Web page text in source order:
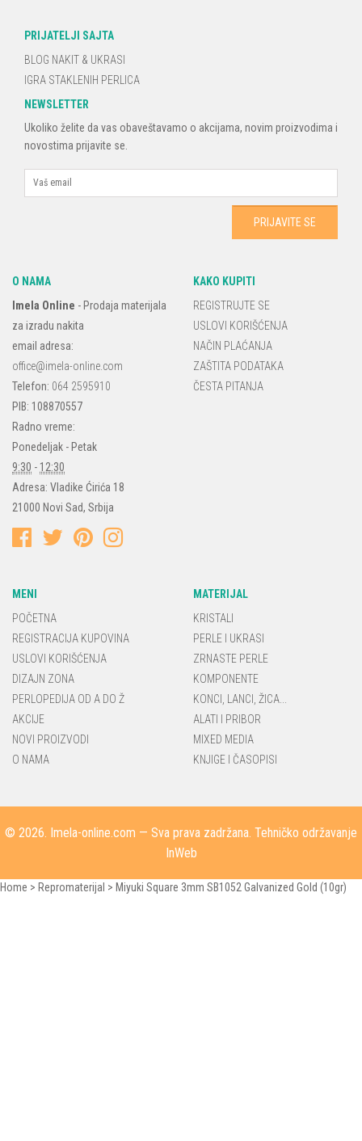
PRIJATELJI SAJTA
BLOG NAKIT & UKRASI
IGRA STAKLENIH PERLICA
NEWSLETTER
Ukoliko želite da vas obaveštavamo o akcijama, novim proizvodima i
novostima prijavite se.
O NAMA
Imela Online - Prodaja materijala
za izradu nakita
email adresa:
office@imela-online.com
Telefon: 064 2595910
PIB: 108870557
Radno vreme:
Ponedeljak - Petak
9:30 - 12:30
Adresa: Vladike Ćirića 18
21000 Novi Sad, Srbija
KAKO KUPITI
REGISTRUJTE SE
USLOVI KORIŠĆENJA
NAČIN PLAĆANJA
ZAŠTITA PODATAKA
ČESTA PITANJA
MENI
POČETNA
REGISTRACIJA KUPOVINA
USLOVI KORIŠĆENJA
DIZAJN ZONA
PERLOPEDIJA OD A DO Ž
AKCIJE
NOVI PROIZVODI
O NAMA
MATERIJAL
KRISTALI
PERLE I UKRASI
ZRNASTE PERLE
KOMPONENTE
KONCI, LANCI, ŽICA...
ALATI I PRIBOR
MIXED MEDIA
KNJIGE I ČASOPISI
© 2026. Imela-online.com — Sva prava zadržana. Tehničko održavanje
InWeb
Home > Repromaterijal > Miyuki Square 3mm SB1052 Galvanized Gold (10gr)